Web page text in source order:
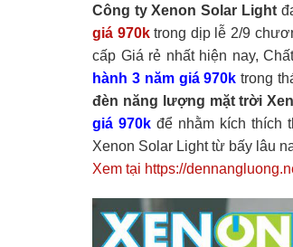
Công ty Xenon Solar Light
giá 970ktrong dịp lễ 2/9
cấp Giá rẻ nhất hiện nay,
hành 3 năm giá 970ktrong
đèn năng lượng mặt trời
giá 970kđể nhằm kích thích
Xenon Solar Light từ bấy lâu
Xem tại https://